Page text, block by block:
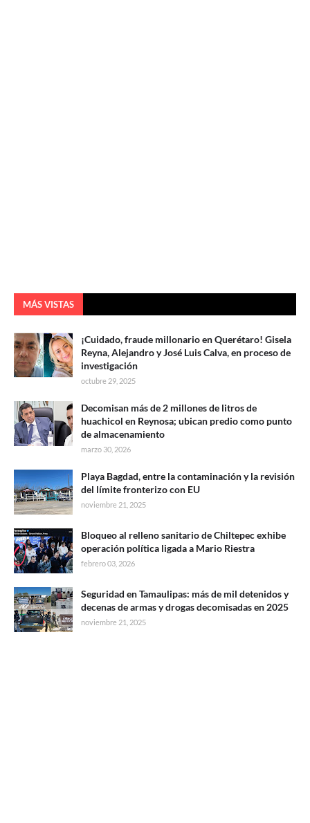
MÁS VISTAS
¡Cuidado, fraude millonario en Querétaro! Gisela
Reyna, Alejandro y José Luis Calva, en proceso de
investigación
octubre 29, 2025
Decomisan más de 2 millones de litros de
huachicol en Reynosa; ubican predio como punto
de almacenamiento
marzo 30, 2026
Playa Bagdad, entre la contaminación y la revisión
del límite fronterizo con EU
noviembre 21, 2025
Bloqueo al relleno sanitario de Chiltepec exhibe
operación política ligada a Mario Riestra
febrero 03, 2026
Seguridad en Tamaulipas: más de mil detenidos y
decenas de armas y drogas decomisadas en 2025
noviembre 21, 2025